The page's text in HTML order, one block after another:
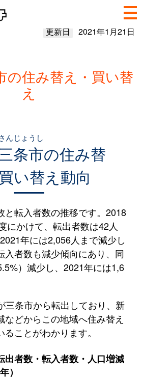
更新日 2021年1月21日
の住み替え・買い替
え
条市
んじょうし
の住み替
い替え動向
と転入者数の推移です。2018
にかけて、転出者数は42人
年には2,056人まで減少し
入者数も減少傾向にあり、同
）減少し、2021年には1,6
三条市から転出しており、新
どからこの地域へ住み替え
ことがわかります。
出者数・転入者数・人口増減
）